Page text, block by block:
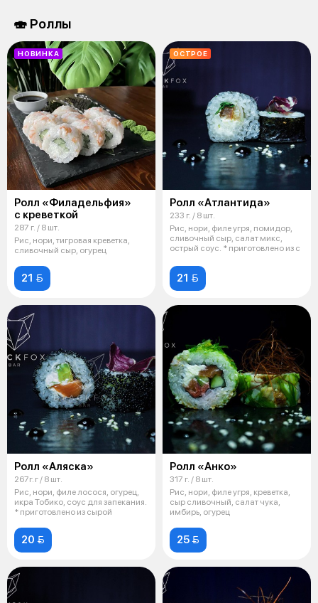
🍣 Роллы
НОВИНКА
Ролл «Филадельфия»
с креветкой
287 г. / 8 шт.
Рис, нори, тигровая креветка,
сливочный сыр, огурец
21 
ОСТРОЕ
Ролл «Атлантида»
233 г. / 8 шт.
Рис, нори, филе угря, помидор,
сливочный сыр, салат микс,
острый соус. * приготовлено из с
21 
Ролл «Аляска»
267г. г / 8 шт.
Рис, нори, филе лосося, огурец,
икра Тобико, соус для запекания.
* приготовлено из сырой
20 
Ролл «Анко»
317 г. / 8 шт.
Рис, нори, филе угря, креветка,
сыр сливочный, салат чука,
имбирь, огурец
25 